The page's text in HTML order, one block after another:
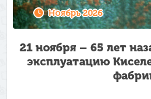
Ноябрь 2026
21 ноября – 65 лет
эксплуатацию